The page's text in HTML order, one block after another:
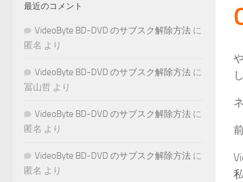
最近のコメント
VideoByte BD-DVD のサブスク解除方法 に
匿名 より
VideoByte BD-DVD のサブスク解除方法 に
冨山哲 より
VideoByte BD-DVD のサブスク解除方法 に
匿名 より
VideoByte BD-DVD のサブスク解除方法 に
匿名 より